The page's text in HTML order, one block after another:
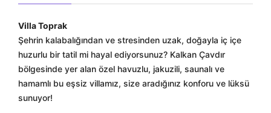
Villa Toprak
Şehrin kalabalığından ve stresinden uzak, doğayla iç içe
huzurlu bir tatil mi hayal ediyorsunuz? Kalkan Çavdır
bölgesinde yer alan özel havuzlu, jakuzili, saunalı ve
hamamlı bu eşsiz villamız, size aradığınız konforu ve lüksü
sunuyor!